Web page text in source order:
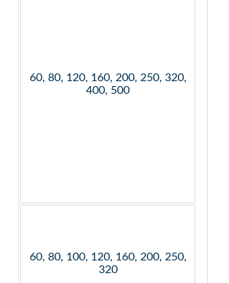
60, 80, 120, 160, 200, 250, 320,
400, 500
60, 80, 100, 120, 160, 200, 250,
320